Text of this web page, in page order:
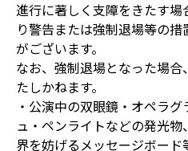
進行に著しく支障をきたす
り警告または強制退場等の
がございます。
なお、強制退場となった場
たしかねます。
・公演中の双眼鏡・オペラ
ュ・ペンライトなどの発光
界を妨げるメッセージボー